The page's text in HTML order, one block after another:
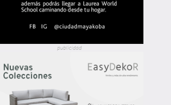
publicidad